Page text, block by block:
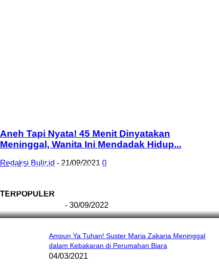
Aneh Tapi Nyata! 45 Menit Dinyatakan
Meninggal, Wanita Ini Mendadak Hidup...
Redaksi Bulir.id - 21/09/2021 0
TERPOPULER
Ini Kronologinya! Diduga Teriaki Kata Sambo, Para
- 30/09/2022
Ampun Ya Tuhan! Suster Maria Zakaria Meninggal
dalam Kebakaran di Perumahan Biara
04/03/2021